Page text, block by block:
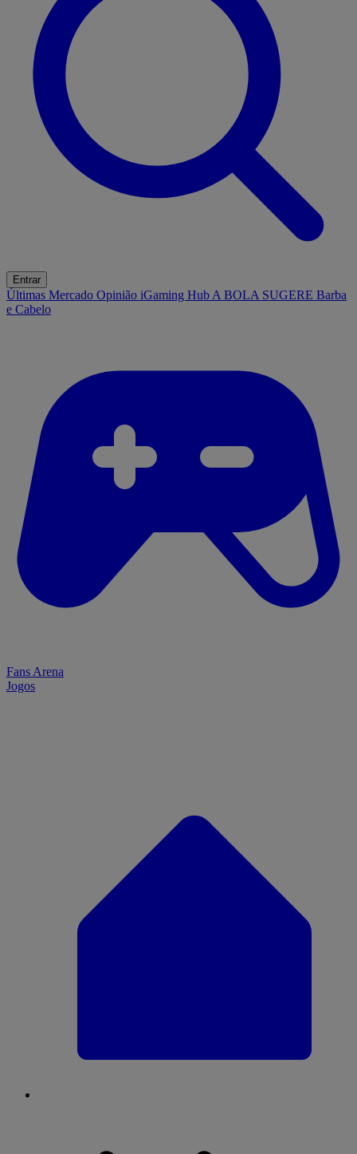
Entrar
Últimas Mercado Opinião iGaming Hub A BOLA SUGERE Barba
e Cabelo
Fans Arena
Jogos